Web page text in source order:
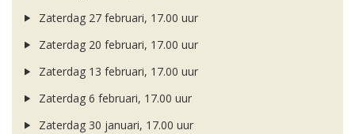
Zaterdag 27 februari, 17.00 uur
Zaterdag 20 februari, 17.00 uur
Zaterdag 13 februari, 17.00 uur
Zaterdag 6 februari, 17.00 uur
Zaterdag 30 januari, 17.00 uur